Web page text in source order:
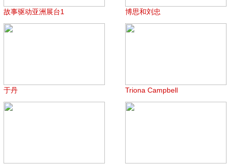
故事驱动亚洲展台1 博思和刘忠
于丹 Triona Campbell